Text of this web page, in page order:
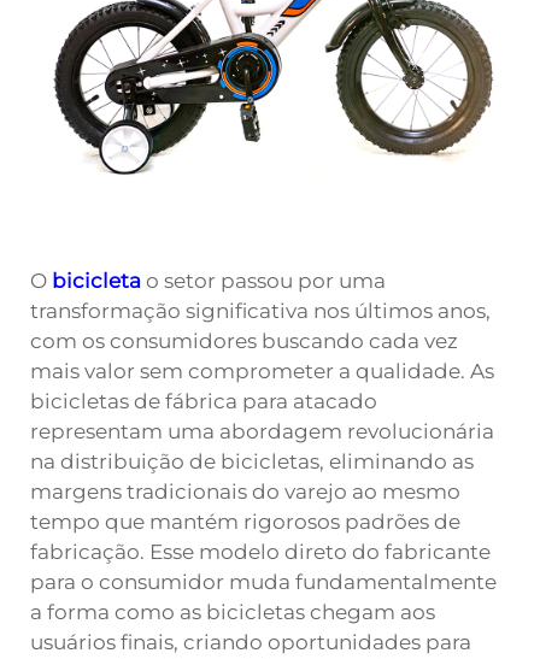
O bicicleta o setor passou por uma
transformação significativa nos últimos anos,
com os consumidores buscando cada vez
mais valor sem comprometer a qualidade. As
bicicletas de fábrica para atacado
representam uma abordagem revolucionária
na distribuição de bicicletas, eliminando as
margens tradicionais do varejo ao mesmo
tempo que mantém rigorosos padrões de
fabricação. Esse modelo direto do fabricante
para o consumidor muda fundamentalmente
a forma como as bicicletas chegam aos
usuários finais, criando oportunidades para